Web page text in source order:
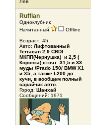
Лев
Ruffian
Одноклубник
Начитанный
Offline
Возраст: 45
Авто: Лифтованный
Terracan 2.9 CRDI
МКПП(Чернушка) и 2,5 (
Коровка),стоят 31,5 и 33
муды /Prado 150/ BMW X1
и X5, а также L200 до
кучи, в вообщем полный
сарайчик авто.
Город: Шанхай
Сообщений: 1971